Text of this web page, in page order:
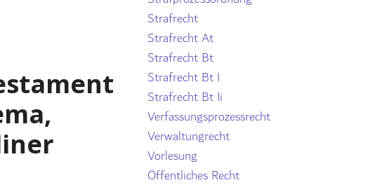
Strafrecht
Strafrecht At
Strafrecht Bt
Strafrecht Bt I
Strafrecht Bt Ii
Verfassungsprozessrecht
Verwaltungrecht
Vorlesung
Öffentliches Recht